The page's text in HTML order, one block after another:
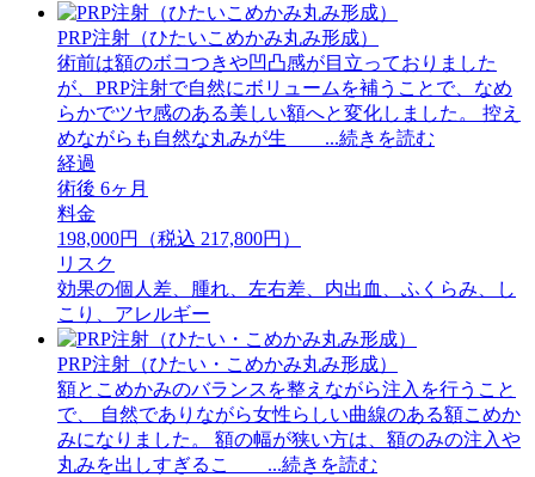
PRP注射（ひたいこめかみ丸み形成）
術前は額のボコつきや凹凸感が目立っておりました
が、PRP注射で自然にボリュームを補うことで、なめ
らかでツヤ感のある美しい額へと変化しました。 ⁡控え
めながらも自然な丸みが生 ...続きを読む
経過
術後 6ヶ月
料金
198,000円（税込 217,800円）
リスク
効果の個人差、腫れ、左右差、内出血、ふくらみ、し
こり、アレルギー
PRP注射（ひたい・こめかみ丸み形成）
額とこめかみのバランスを整えながら注入を行うこと
で、 自然でありながら女性らしい曲線のある額こめか
みになりました。 額の幅が狭い方は、額のみの注入や
丸みを出しすぎるこ ...続きを読む